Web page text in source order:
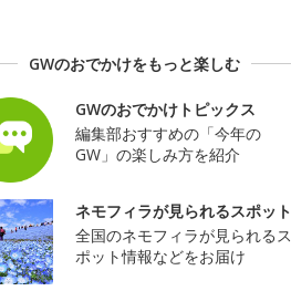
GWのおでかけをもっと楽しむ
GWのおでかけトピックス
編集部おすすめの「今年の
GW」の楽しみ方を紹介
ネモフィラが見られるスポット
全国のネモフィラが見られるス
ポット情報などをお届け